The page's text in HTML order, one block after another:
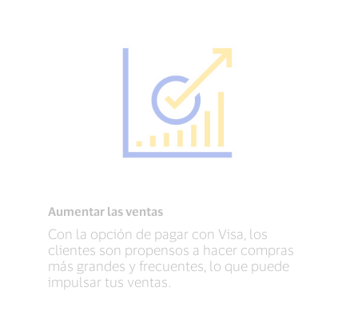
Aumentar las ventas
Con la opción de pagar con Visa, los
clientes son propensos a hacer compras
más grandes y frecuentes, lo que puede
impulsar tus ventas.